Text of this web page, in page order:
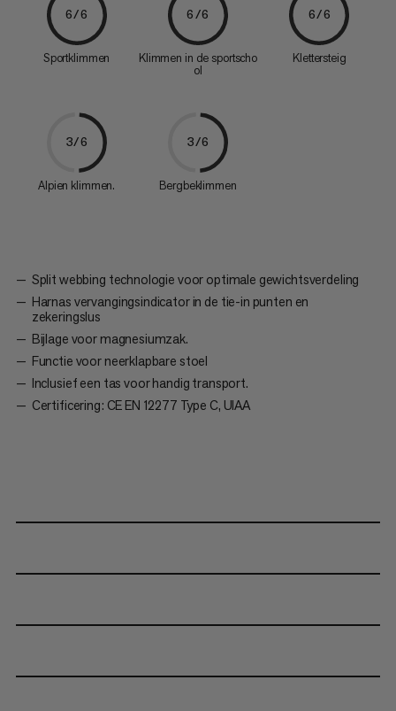
6/6
Sportklimmen
6/6
Klimmen in de sportscho
ol
6/6
Klettersteig
3/6
Alpien klimmen.
3/6
Bergbeklimmen
Split webbing technologie voor optimale gewichtsverdeling
Harnas vervangingsindicator in de tie-in punten en
zekeringslus
Bijlage voor magnesiumzak.
Functie voor neerklapbare stoel
Inclusief een tas voor handig transport.
Certificering: CE EN 12277 Type C, UIAA